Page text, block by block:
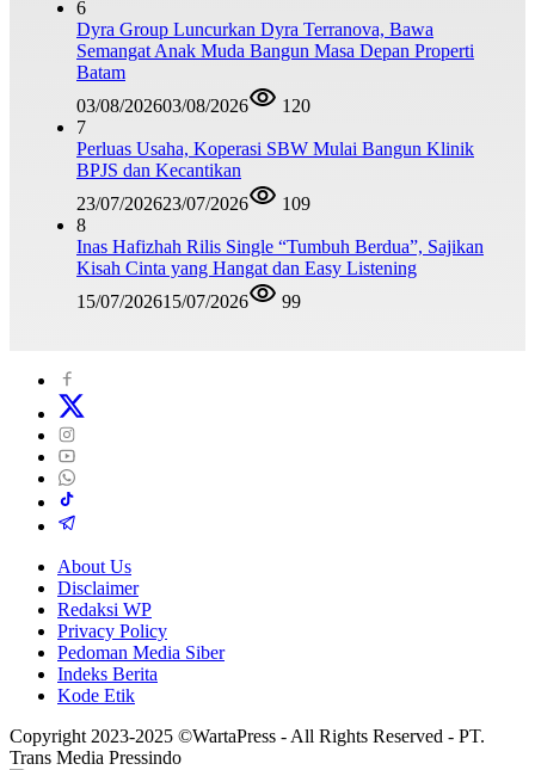
6
Dyra Group Luncurkan Dyra Terranova, Bawa
Semangat Anak Muda Bangun Masa Depan Properti
Batam
03/08/202603/08/2026
120
7
Perluas Usaha, Koperasi SBW Mulai Bangun Klinik
BPJS dan Kecantikan
23/07/202623/07/2026
109
8
Inas Hafizhah Rilis Single “Tumbuh Berdua”, Sajikan
Kisah Cinta yang Hangat dan Easy Listening
15/07/202615/07/2026 99
About Us
Disclaimer
Redaksi WP
Privacy Policy
Pedoman Media Siber
Indeks Berita
Kode Etik
Copyright 2023-2025 ©WartaPress - All Rights Reserved - PT.
Trans Media Pressindo